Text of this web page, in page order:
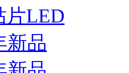
片LED
新品